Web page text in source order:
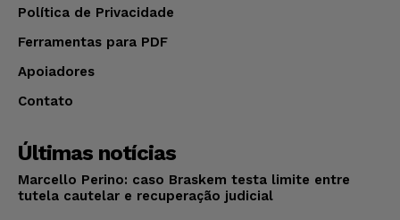
Política de Privacidade
Ferramentas para PDF
Apoiadores
Contato
Últimas notícias
Marcello Perino: caso Braskem testa limite entre
tutela cautelar e recuperação judicial